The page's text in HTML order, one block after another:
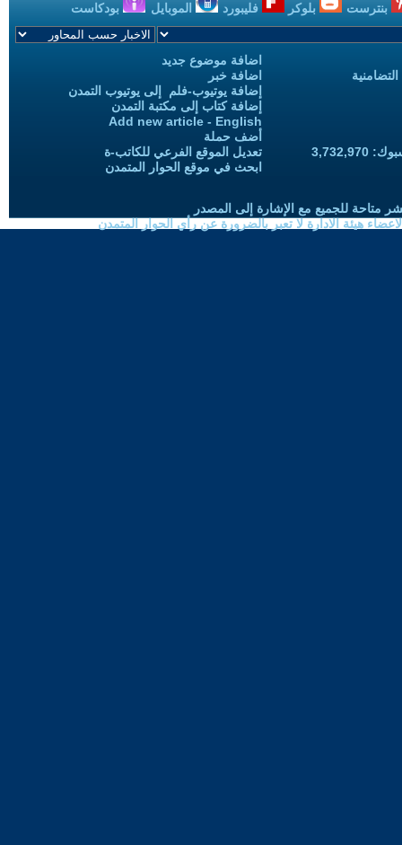
بنترست بلوكر فليبورد الموبايل بودكاست
اضافة موضوع جديد
اضافة خبر
إضافة يوتيوب-فلم إلى يوتيوب التمدن
إضافة كتاب إلى مكتبة التمدن
Add new article - English
أضف حملة
تعديل الموقع الفرعي للكاتب-ة
ابحث في موقع الحوار المتمدن
متاحة للجميع مع الإشارة إلى المصدر
هيئة الادارة لا تعبر بالضرورة عن رأي الحوار المتمدن